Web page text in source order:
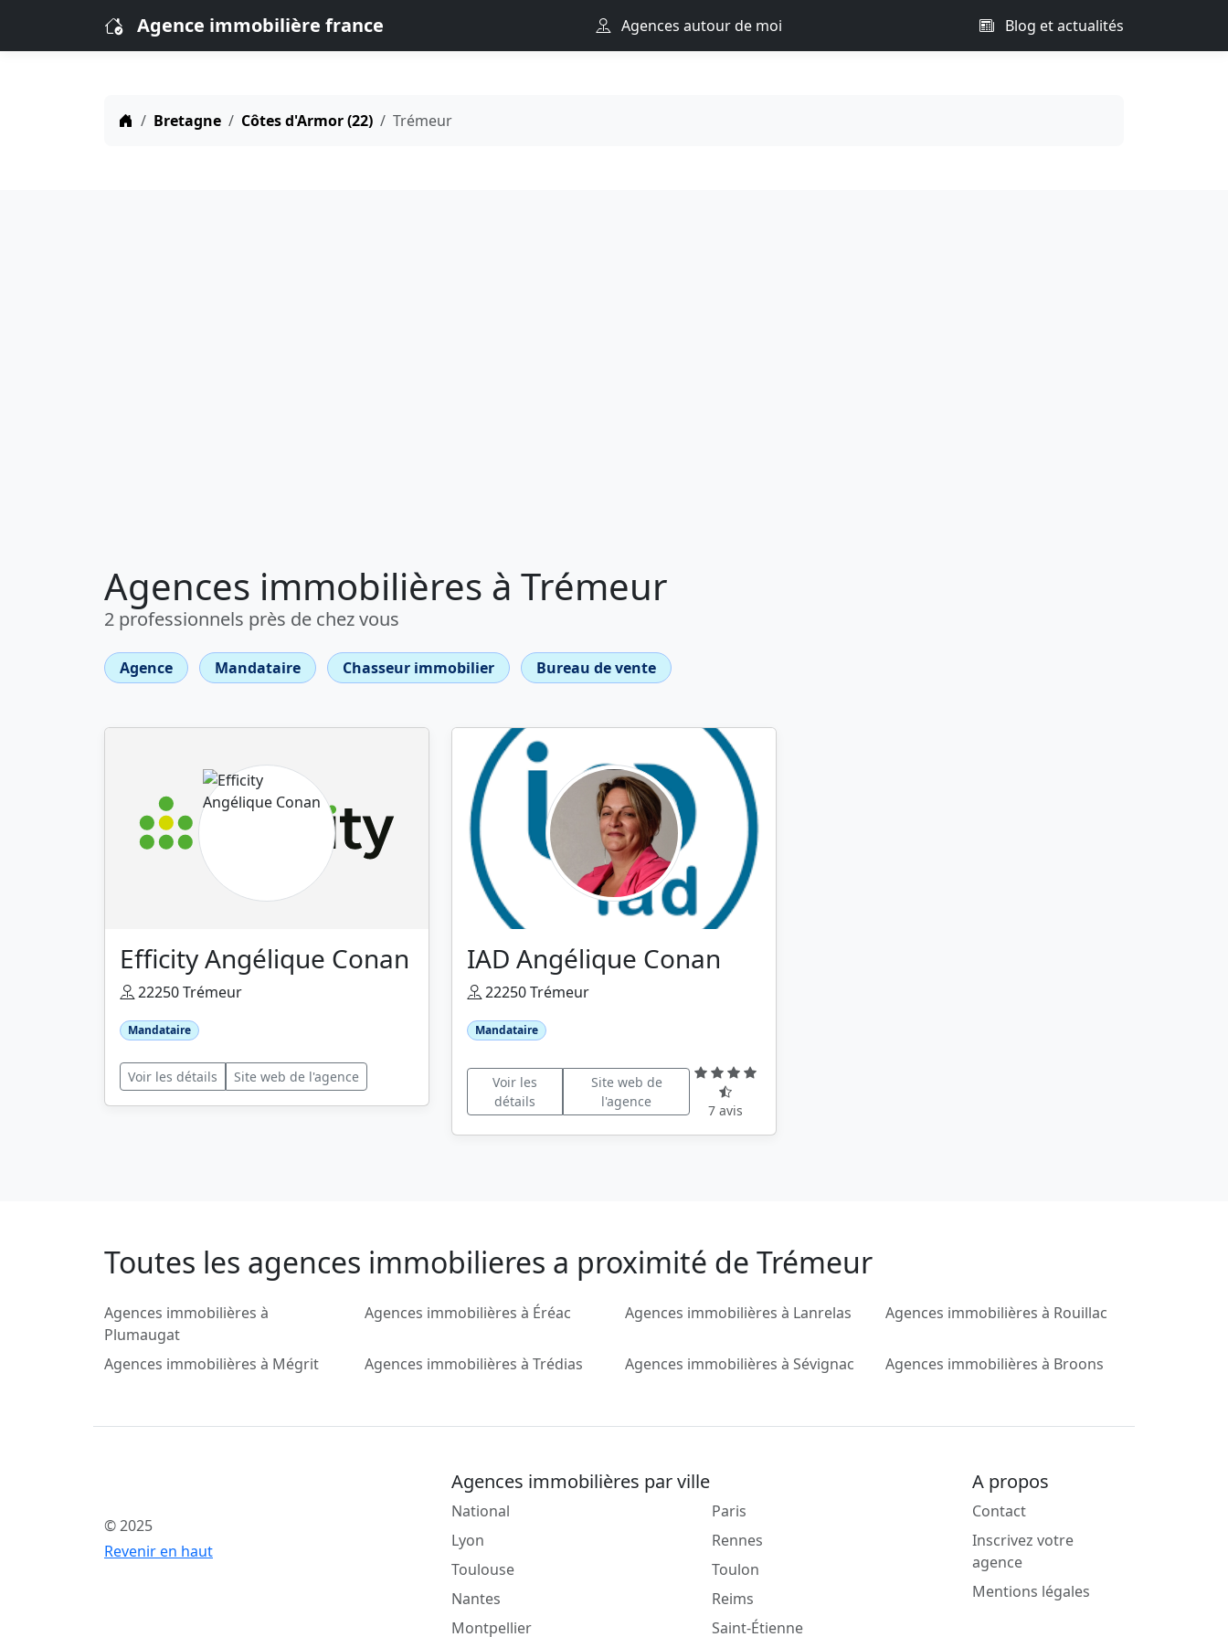
Agence immobilière france Agences autour de moi Blog et actualités
Bretagne Côtes d'Armor (22) Trémeur
Agences immobilières à Trémeur
2 professionnels près de chez vous
Agence Mandataire Chasseur immobilier Bureau de vente
Efficity Angélique Conan
22250 Trémeur
Mandataire
Voir les détails Site web de l'agence
IAD Angélique Conan
22250 Trémeur
Mandataire
Voir les
détails
Site web de
l'agence
7 avis
Toutes les agences immobilieres a proximité de Trémeur
Agences immobilières à
Plumaugat
Agences immobilières à Éréac Agences immobilières à Lanrelas Agences immobilières à Rouillac
Agences immobilières à Mégrit Agences immobilières à Trédias Agences immobilières à Sévignac Agences immobilières à Broons
© 2025
Revenir en haut
Agences immobilières par ville
National
Lyon
Toulouse
Nantes
Montpellier
Paris
Rennes
Toulon
Reims
Saint-Étienne
A propos
Contact
Inscrivez votre
agence
Mentions légales